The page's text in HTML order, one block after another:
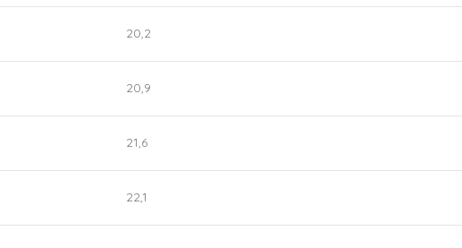
20,2
20,9
21,6
22,1